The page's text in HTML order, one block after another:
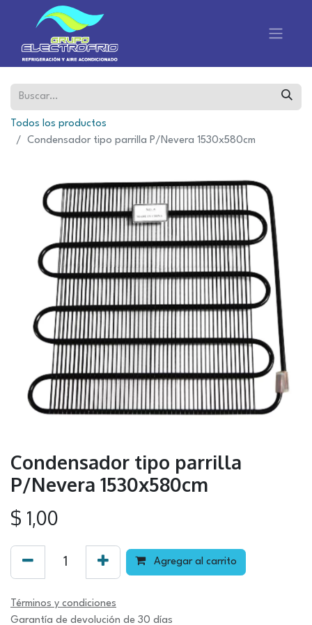
Todos los productos
Condensador tipo parrilla P/Nevera 1530x580cm
Condensador tipo parrilla
P/Nevera 1530x580cm
$ 1,00
Agregar al carrito
Términos y condiciones
Garantía de devolución de 30 días